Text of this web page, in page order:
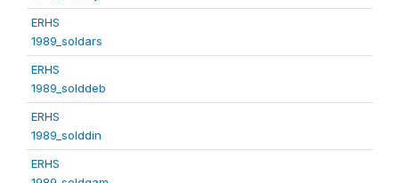
ERHS
1989_soldars
ERHS
1989_solddeb
ERHS
1989_solddin
ERHS